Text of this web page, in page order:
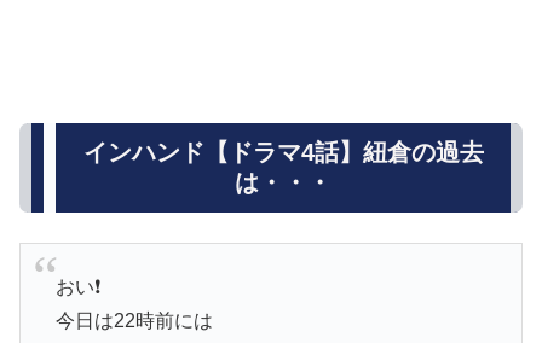
インハンド【ドラマ4話】紐倉の過去
は・・・
おい❗
今日は22時前には